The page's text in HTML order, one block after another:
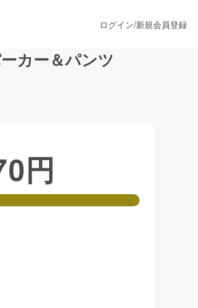
ッション
ログイン/新規会員登録
カー＆パンツ
円